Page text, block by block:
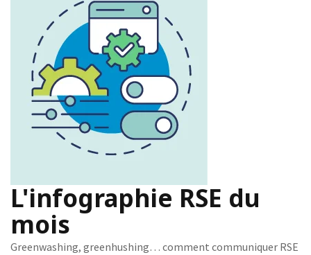
L'infographie RSE du
mois
Greenwashing, greenhushing… comment communiquer RSE